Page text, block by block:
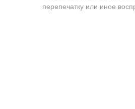
перепечатку или иное